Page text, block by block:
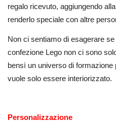
regalo ricevuto, aggiungendo
renderlo speciale con altre
Non ci sentiamo di esagerare
confezione Lego non ci sono
bensì un universo di
vuole solo essere interiorizzato.
Personalizzazione